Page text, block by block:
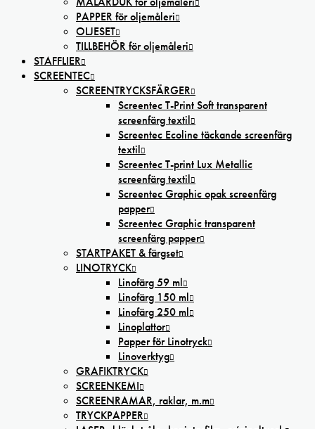
PAPPER för oljemåleri
OLJESET
TILLBEHÖR för oljemåleri
STAFFLIER
SCREENTEC
SCREENTRYCKSFÄRGER
Screentec T-Print Soft transparent
screenfärg textil
Screentec Ecoline täckande screenfärg
textil
Screentec T-print Lux Metallic
screenfärg textil
Screentec Graphic opak screenfärg
papper
Screentec Graphic transparent
screenfärg papper
STARTPAKET & färgset
LINOTRYCK
Linofärg 59 ml
Linofärg 150 ml
Linofärg 250 ml
Linoplattor
Papper för Linotryck
Linoverktyg
GRAFIKTRYCK
SCREENKEMI
SCREENRAMAR, raklar, m.m
TRYCKPAPPER